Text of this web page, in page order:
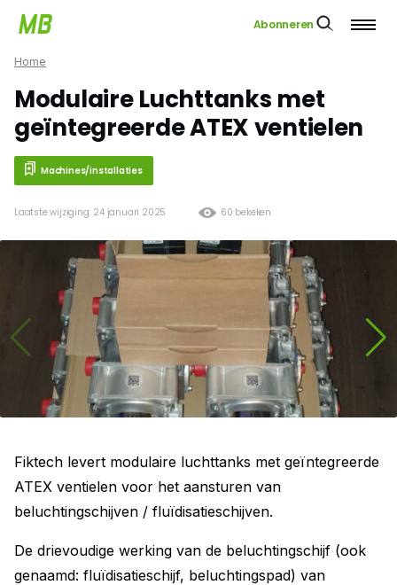
Abonneren
Home
Modulaire Luchttanks met
geïntegreerde ATEX ventielen
Machines/installaties
60 bekeken
Laatste wijziging: 24 januari 2025
Fiktech levert modulaire luchttanks met geïntegreerde
ATEX ventielen voor het aansturen van
beluchtingschijven / fluïdisatieschijven.
De drievoudige werking van de beluchtingschijf (ook
genaamd: fluïdisatieschijf, beluchtingspad) van